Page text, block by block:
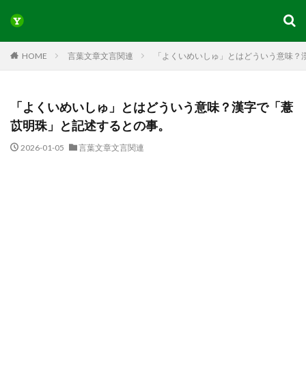
HOME 言葉文章文言関連 「よくいめいしゅ」とはどういう意味
「よくいめいしゅ」とはどういう意味？漢字で「薏
苡明珠」と記述するとの事。
2026-01-05 言葉文章文言関連